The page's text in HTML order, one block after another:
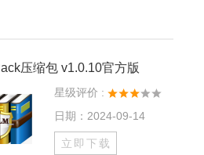
压缩包 v1.0.10官方版
星级评价 :
日期：2024-09-14
立即下载